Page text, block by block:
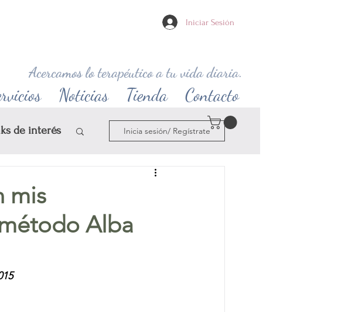
Iniciar Sesión
Acercamos lo terapéutico a tu vida diaria.
Noticias Tienda Contacto
de interés Inicia sesión/ Regístrate
mis
Alba